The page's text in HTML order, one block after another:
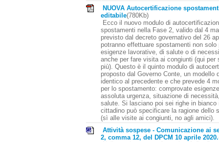
NUOVA Autocertificazione
editabile(780Kb)
Ecco il nuovo modulo di
spostamenti nella Fase 2, valido dal 4
previsto dal decreto governativo del 26
potranno effettuare spostamenti non solo
esigenze lavorative, di salute o di
anche per fare visita ai congiunti (qui per
più). Questo è il quinto modulo di
proposto dal Governo Conte, un modello
identico al precedente e che prevede 4
per lo spostamento: comprovate
assoluta urgenza, situazione di
salute. Si lasciano poi sei righe in bianco
cittadino può specificare la ragione dello
(sì alle visite ai congiunti, no agli amici).
Attività sospese - Comunicazione ai
2, comma 12, del DPCM 10 aprile 2020.